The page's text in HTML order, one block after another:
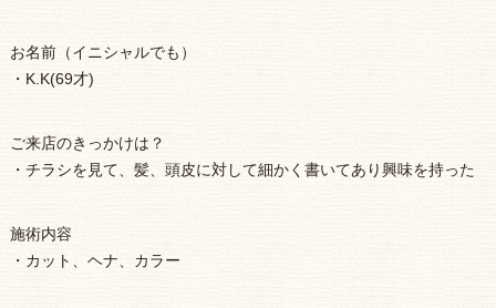
お名前（イニシャルでも）
・K.K(69才)
ご来店のきっかけは？
・チラシを見て、髪、頭皮に対して細かく書いてあり興味を持った
施術内容
・カット、ヘナ、カラー